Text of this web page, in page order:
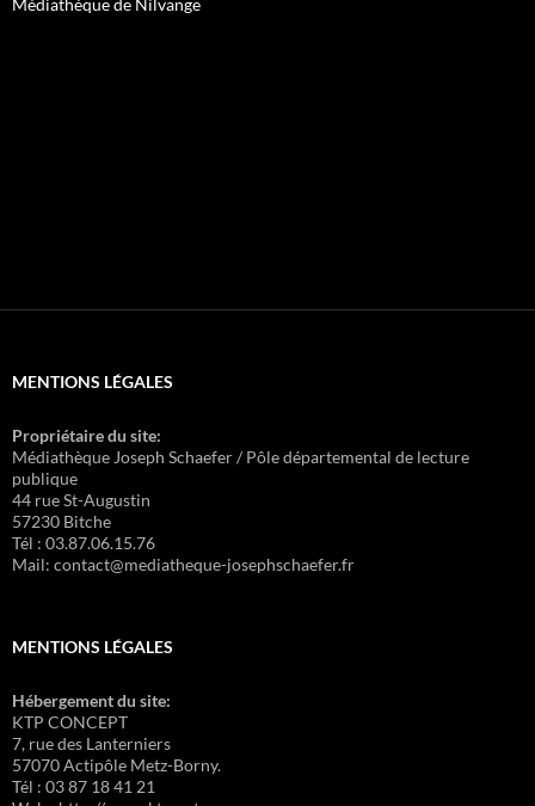
Médiathèque de Nilvange
MENTIONS LÉGALES
Propriétaire du site:
Médiathèque Joseph Schaefer / Pôle départemental de lecture
publique
44 rue St-Augustin
57230 Bitche
Tél : 03.87.06.15.76
Mail: contact@mediatheque-josephschaefer.fr
MENTIONS LÉGALES
Hébergement du site:
KTP CONCEPT
7, rue des Lanterniers
57070 Actipôle Metz-Borny.
Tél : 03 87 18 41 21